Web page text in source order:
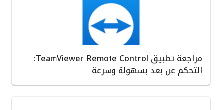
مراجعة تطبيق TeamViewer Remote Control:
التحكم عن بعد بسهولة وسرعة